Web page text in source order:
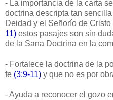
- La importancia de la carta
doctrina descripta tan
Deidad y el Señorío de
11) estos pasajes son sin
de la Sana Doctrina en la
- Fortalece la doctrina de la
fe (3:9-11) y que no es por
- Ayuda a reconocer el gozo